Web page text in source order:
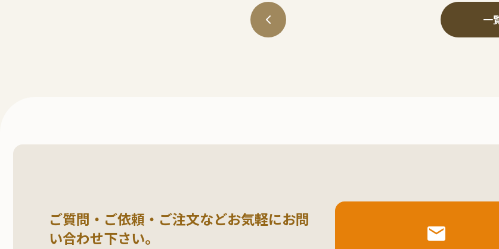
一
ご質問・ご依頼・ご注文などお気軽にお問
い合わせ下さい。